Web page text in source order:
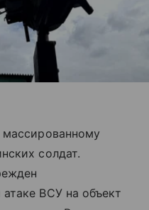
массированному
солдат.
ВСУ на объект